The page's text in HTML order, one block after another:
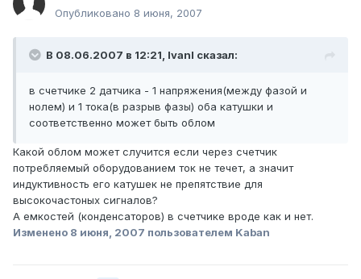
Опубликовано 8 июня, 2007
В 08.06.2007 в 12:21, IvanI сказал:
в счетчике 2 датчика - 1 напряжения(между фазой и
нолем) и 1 тока(в разрыв фазы) оба катушки и
соответственно может быть облом
Какой облом может случится если через счетчик
потребляемый оборудованием ток не течет, а значит
индуктивность его катушек не препятствие для
высокочастоных сигналов?
А емкостей (конденсаторов) в счетчике вроде как и нет.
Изменено 8 июня, 2007 пользователем Kaban